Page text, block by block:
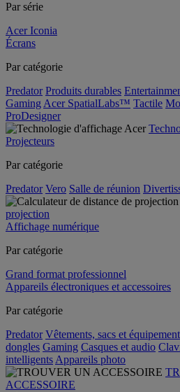
Par série
Acer Iconia
Écrans
Par catégorie
Predator Produits durables
Gaming Acer SpatialLabs™ Tactile
ProDesigner
Projecteurs
Par catégorie
Predator Vero Salle de réunion
projection
Affichage numérique
Par catégorie
Grand format professionnel
Appareils électroniques et accessoires
Par catégorie
Predator Vêtements, sacs et équipement
dongles Gaming Casques et audio
intelligents Appareils photo
ACCESSOIRE